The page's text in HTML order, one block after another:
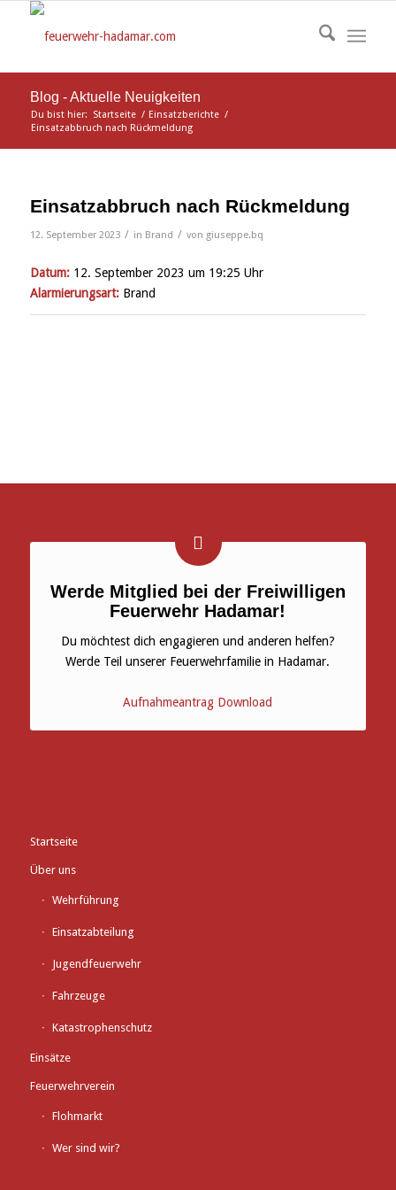
Blog - Aktuelle Neuigkeiten
Du bist hier: Startseite / Einsatzberichte /
Einsatzabbruch nach Rückmeldung
Einsatzabbruch nach Rückmeldung
12. September 2023 / in Brand / von giuseppe.bq
Datum:12. September 2023 um 19:25 Uhr
Alarmierungsart:Brand
Werde Mitglied bei der Freiwilligen
Feuerwehr Hadamar!
Du möchtest dich engagieren und anderen helfen?
Werde Teil unserer Feuerwehrfamilie in Hadamar.
Aufnahmeantrag Download
Startseite
Über uns
Wehrführung
Einsatzabteilung
Jugendfeuerwehr
Fahrzeuge
Katastrophenschutz
Einsätze
Feuerwehrverein
Flohmarkt
Wer sind wir?